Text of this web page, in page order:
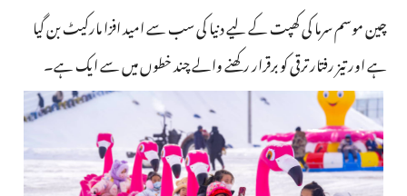
چین موسم سرما کی کھپت کے لیے دنیا کی سب سے امید افزا مارکیٹ بن گیا
ہے اور تیز رفتار ترقی کو برقرار رکھنے والے چند خطوں میں سے ایک ہے۔